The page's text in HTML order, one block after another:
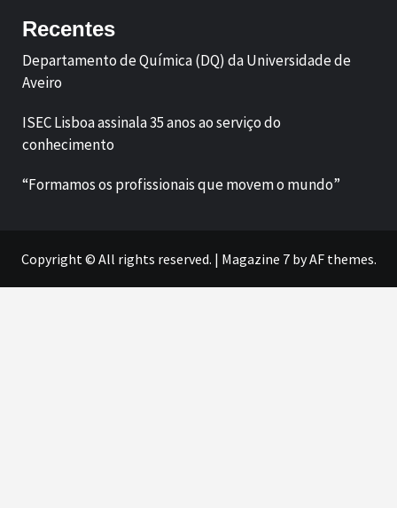
Recentes
Departamento de Química (DQ) da Universidade de
Aveiro
ISEC Lisboa assinala 35 anos ao serviço do
conhecimento
“Formamos os profissionais que movem o mundo”
Copyright © All rights reserved. | Magazine 7by AF themes.